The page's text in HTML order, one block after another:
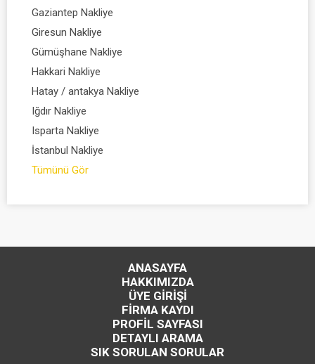
Gaziantep Nakliye
Giresun Nakliye
Gümüşhane Nakliye
Hakkari Nakliye
Hatay / antakya Nakliye
Iğdır Nakliye
Isparta Nakliye
İstanbul Nakliye
Tümünü Gör
ANASAYFA
HAKKIMIZDA
ÜYE GİRİŞİ
FİRMA KAYDI
PROFİL SAYFASI
DETAYLI ARAMA
SIK SORULAN SORULAR